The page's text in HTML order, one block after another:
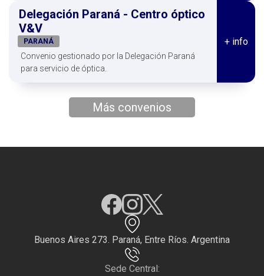
Delegación Paraná - Centro óptico
V&V
PARANÁ
Convenio gestionado por la Delegación Paraná
para servicio de óptica.
+ info
Más convenios
Buenos Aires 273. Paraná, Entre Ríos. Argentina
Sede Central: